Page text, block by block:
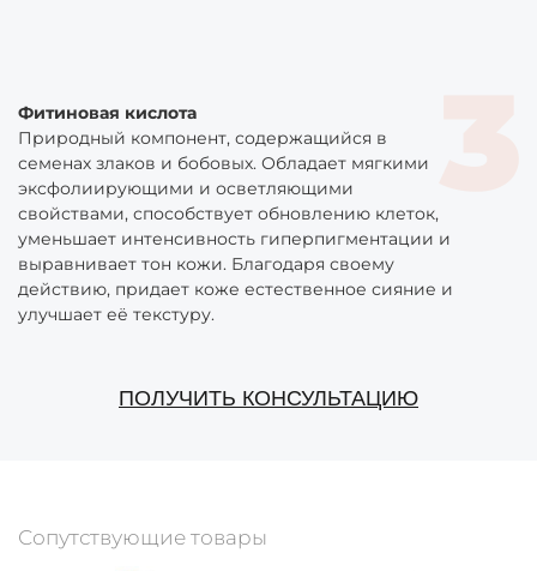
Фитиновая кислота
Природный компонент, содержащийся в
семенах злаков и бобовых. Обладает мягкими
эксфолиирующими и осветляющими
свойствами, способствует обновлению клеток,
уменьшает интенсивность гиперпигментации и
выравнивает тон кожи. Благодаря своему
действию, придает коже естественное сияние и
улучшает её текстуру.
ПОЛУЧИТЬ КОНСУЛЬТАЦИЮ
Сопутствующие товары